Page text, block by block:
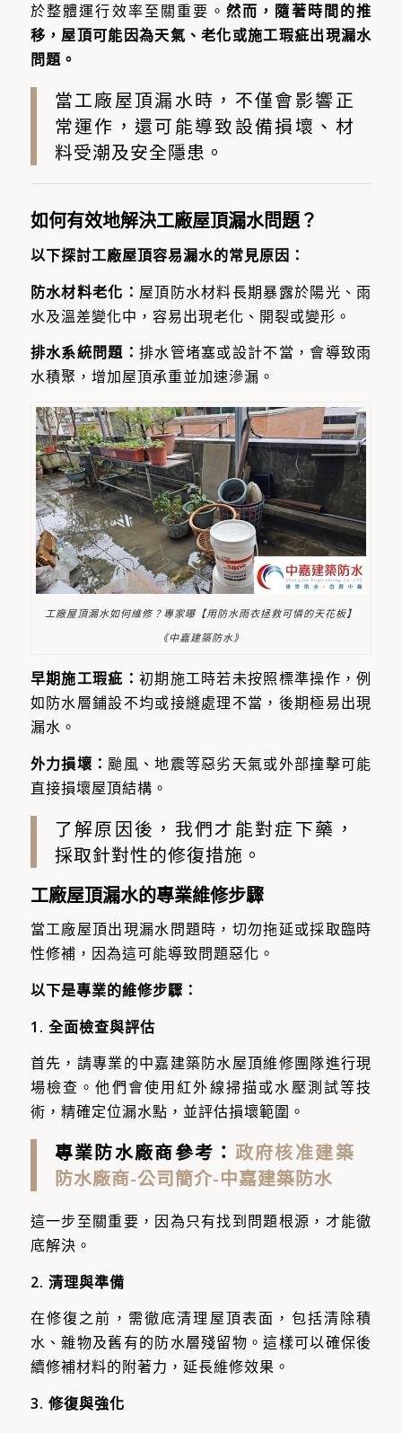
於整體運行效率至關重要。 然而，隨著時間的推
移，屋頂可能因為天氣、老化或施工瑕疵出現漏水
問題。
當工廠屋頂漏水時，不僅會影響正
常運作，還可能導致設備損壞、材
料受潮及安全隱患。
如何有效地解決工廠屋頂漏水問題？
以下探討工廠屋頂容易漏水的常見原因：
防水材料老化： 屋頂防水材料長期暴露於陽光、雨
水及溫差變化中，容易出現老化、開裂或變形。
排水系統問題： 排水管堵塞或設計不當，會導致雨
水積聚，增加屋頂承重並加速滲漏。
工廠屋頂漏水如何維修？專家曝【用防水雨衣拯救可憐的天花板】
《中嘉建築防水》
早期施工瑕疵： 初期施工時若未按照標準操作，例
如防水層鋪設不均或接縫處理不當，後期極易出現
漏水。
外力損壞： 颱風、地震等惡劣天氣或外部撞擊可能
直接損壞屋頂結構。
了解原因後，我們才能對症下藥，
採取針對性的修復措施。
工廠屋頂漏水的專業維修步驟
當工廠屋頂出現漏水問題時，切勿拖延或採取臨時
性修補，因為這可能導致問題惡化。
以下是專業的維修步驟：
1. 全面檢查與評估
首先，請專業的中嘉建築防水屋頂維修團隊進行現
場檢查。他們會使用紅外線掃描或水壓測試等技
術，精確定位漏水點，並評估損壞範圍。
專業防水廠商參考： 政府核准建築
防水廠商-公司簡介-中嘉建築防水
這一步至關重要，因為只有找到問題根源，才能徹
底解決。
2. 清理與準備
在修復之前，需徹底清理屋頂表面，包括清除積
水、雜物及舊有的防水層殘留物。這樣可以確保後
續修補材料的附著力，延長維修效果。
3. 修復與強化